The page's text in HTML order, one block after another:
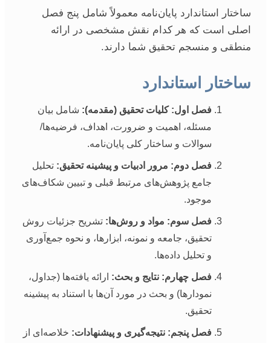
ساختار استاندارد پایان‌نامه معمولاً شامل پنج فصل
اصلی است که هر کدام نقش مشخصی در ارائه
منطقی و منسجم تحقیق شما دارند.
ساختار استاندارد
فصل اول: کلیات تحقیق (مقدمه): شامل بیان
مسئله، اهمیت و ضرورت، اهداف، فرضیه‌ها/
سوالات و ساختار کلی پایان‌نامه.
فصل دوم: مرور ادبیات و پیشینه تحقیق: تحلیل
جامع پژوهش‌های مرتبط قبلی و تبیین شکاف‌های
موجود.
فصل سوم: مواد و روش‌ها: تشریح جزئیات روش
تحقیق، جامعه و نمونه، ابزارها، و نحوه جمع‌آوری
و تحلیل داده‌ها.
فصل چهارم: نتایج و بحث: ارائه یافته‌ها (جداول،
نمودارها) و بحث در مورد آن‌ها با استناد به پیشینه
تحقیق.
فصل پنجم: نتیجه‌گیری و پیشنهادات: خلاصه‌ای از